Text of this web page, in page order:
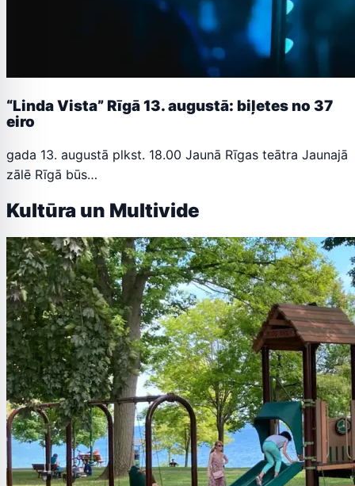
“Linda Vista” Rīgā 13. augustā: biļetes no 37
eiro
gada 13. augustā plkst. 18.00 Jaunā Rīgas teātra Jaunajā
zālē Rīgā būs…
Kultūra un Multivide